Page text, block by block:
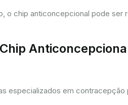
chip anticoncepcional pode ser
especializados em